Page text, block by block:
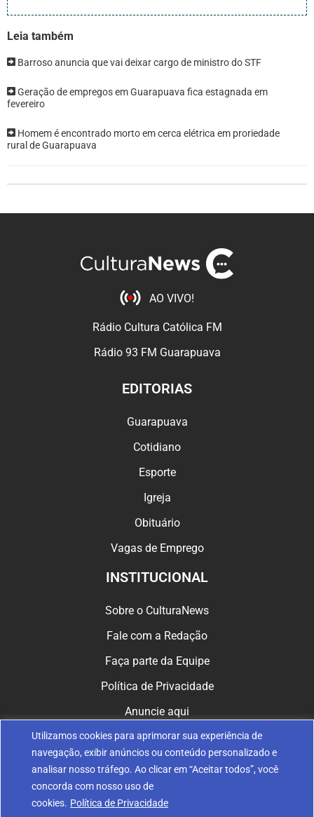
Utilizamos cookies para aprimorar sua experiência de
navegação, exibir anúncios ou conteúdo personalizado e
analisar nosso tráfego. Ao clicar em “Aceitar todos”, você
concorda com nosso uso de
cookies. Política de Privacidade
Leia também
Barroso anuncia que vai deixar cargo de ministro do STF
Geração de empregos em Guarapuava fica estagnada em
fevereiro
Homem é encontrado morto em cerca elétrica em proriedade
rural de Guarapuava
AO VIVO!
Rádio Cultura Católica FM
Rádio 93 FM Guarapuava
EDITORIAS
Guarapuava
Cotidiano
Esporte
Igreja
Obituário
Vagas de Emprego
INSTITUCIONAL
Sobre o CulturaNews
Fale com a Redação
Faça parte da Equipe
Política de Privacidade
Anuncie aqui
CULTURA NAS REDES